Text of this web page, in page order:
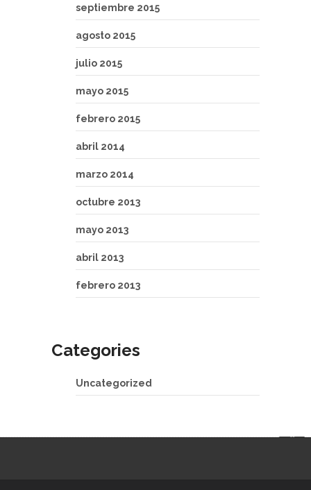
septiembre 2015
agosto 2015
julio 2015
mayo 2015
febrero 2015
abril 2014
marzo 2014
octubre 2013
mayo 2013
abril 2013
febrero 2013
Categories
Uncategorized